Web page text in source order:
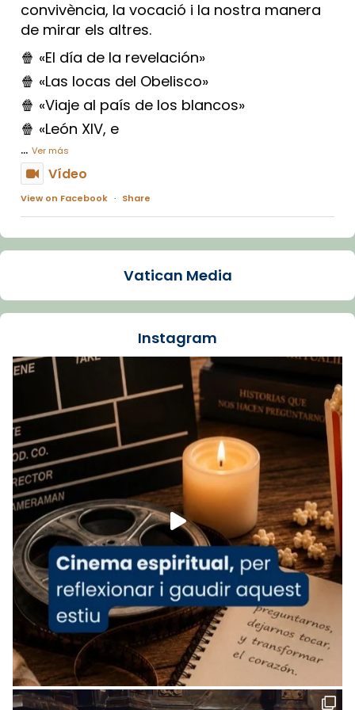
convivència, la vocació i la nostra manera
de mirar els altres.
🍿 «El día de la revelación»
🍿 «Las locas del Obelisco»
🍿 «Viaje al país de los blancos»
🍿 «León XIV, e
... Ver más
Vídeo
View on Facebook · Share
Arquebisbat de Barcelona
La Carmina va patir depressió. Fa gairebé
dos mesos, a l'Estadi Lluís Companys, la
Recupera l'entrevista comp
Vatican
tican News 👇
www.vaticannews.va/es/iglesia/news/2026-
07/carmina-historia-depresion-papa-viaje-
espana-testimoni...
Foto
View on Facebook · Share
Arquebisbat de Barcelona
2 weeks ago
«Avui les santes Juliana i Semproniana ens
ajuden a alçar la mirada»
Mons. Sergi Gordo, bisbe de Tortosa, ha
presidit aquest 27 de juliol la missa de Les
Santes de Mataró.
Vatican Media
Instagram